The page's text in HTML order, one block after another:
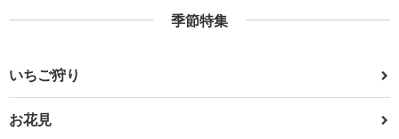
季節特集
いちご狩り
お花見